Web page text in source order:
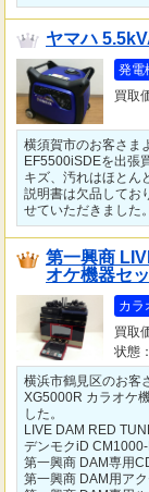
ヤマハ
発電
買取
横須賀市のお客さま
EF5500iSDEを出張
キズ、汚れはほとん
説明書は欠品してお
せていただきました。
第一興商
オケ機器セ
カラ
買取
状態
横浜市鶴見区のお客
XG5000R カラオケ
した。
LIVE DAM RED
デンモクiD
第一興商 DAM専用
第一興商 DAM用ア